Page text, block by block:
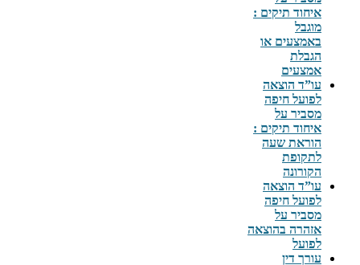
איחוד תיקים :
מוגבל
באמצעים או
הגבלת
אמצעים
עו”ד הוצאה
לפועל חיפה
מסביר על
איחוד תיקים :
הוראת שעה
לתקופת
הקורונה
עו”ד הוצאה
לפועל חיפה
מסביר על
אזהרה בהוצאה
לפועל
עורך דין